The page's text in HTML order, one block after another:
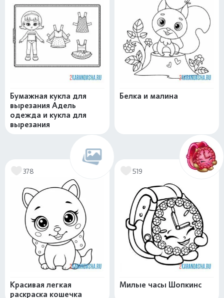
Бумажная кукла для
вырезания Адель
одежда и кукла для
вырезания
Белка и малина
378
Красивая легкая
раскраска кошечка
519
Милые часы Шопкинс